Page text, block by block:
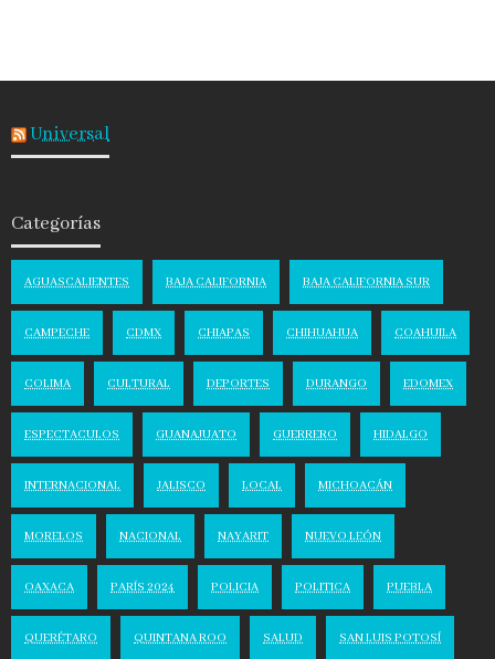
Universal
Categorías
AGUASCALIENTES BAJA CALIFORNIA BAJA CALIFORNIA SUR
CAMPECHE CDMX CHIAPAS CHIHUAHUA COAHUILA
COLIMA CULTURAL DEPORTES DURANGO EDOMEX
ESPECTACULOS GUANAJUATO GUERRERO HIDALGO
INTERNACIONAL JALISCO LOCAL MICHOACÁN
MORELOS NACIONAL NAYARIT NUEVO LEÓN
OAXACA PARÍS 2024 POLICIA POLITICA PUEBLA
QUERÉTARO QUINTANA ROO SALUD SAN LUIS POTOSÍ